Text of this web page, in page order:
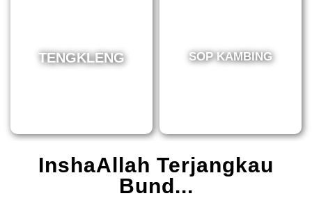
TENGKLENG SOP KAMBING
InshaAllah Terjangkau
Bund...